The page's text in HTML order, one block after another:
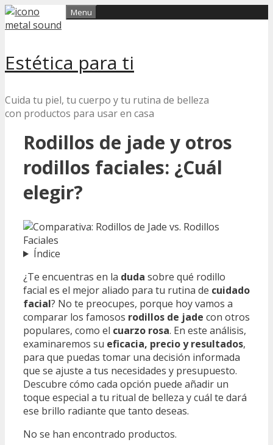
Skip
to
Estética para ti
Cuida tu piel, tu cuerpo y tu rutina de belleza
con productos para usar en casa
Menu
Rodillos de jade y otros
rodillos faciales: ¿Cuál
elegir?
Índice
¿Te encuentras en la duda sobre qué rodillo
facial es el mejor aliado para tu rutina de cuidado
facial? No te preocupes, porque hoy vamos a
comparar los famosos rodillos de jade con otros
populares, como el cuarzo rosa. En este análisis,
examinaremos su eficacia, precio y resultados,
para que puedas tomar una decisión informada
que se ajuste a tus necesidades y presupuesto.
Descubre cómo cada opción puede añadir un
toque especial a tu ritual de belleza y cuál te dará
ese brillo radiante que tanto deseas.
No se han encontrado productos.